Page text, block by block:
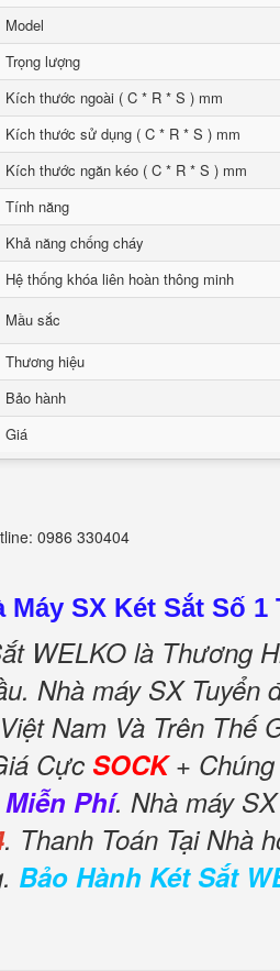
Model
Trọng lượng
Kích thước ngoài ( C * R * S ) mm
Kích thước sử dụng ( C * R * S ) mm
Kích thước ngăn kéo ( C * R * S ) mm
Tính năng
Khả năng chống cháy
Hệ thống khóa liên hoàn thông minh
Mầu sắc
Thương hiệu
Bảo hành
Giá
0986 330404
Máy SX Két Sắt Số 1
WELKO là Thương
Nhà máy SX Tuyển
Nam Và Trên Thế
Cực SOCK+ Chúng
Phí. Nhà máy
. Thanh Toán Tại Nhà
Bảo Hành Két Sắt